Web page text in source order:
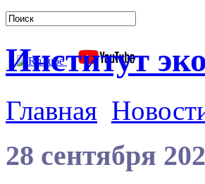
Институт
Главная
28 сентября